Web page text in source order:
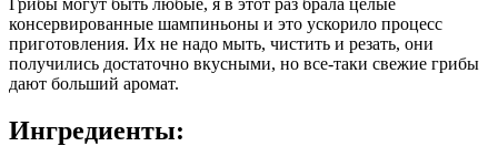
Грибы могут быть любые, я в этот раз брала целые
консервированные шампиньоны и это ускорило процесс
приготовления. Их не надо мыть, чистить и резать, они
получились достаточно вкусными, но все-таки свежие грибы
дают больший аромат.
Ингредиенты: